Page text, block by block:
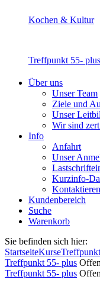
Kochen & Kultur
Treffpunkt 55- plus
Über uns
Unser Team
Ziele und
Unser
Wir sind
Info
Anfahrt
Unser
Kurzinfo-
Kundenbereich
Suche
Warenkorb
Sie befinden sich hier:
StartseiteKurse
Treffpunkt 55- plus
Treffpunkt 55- plus